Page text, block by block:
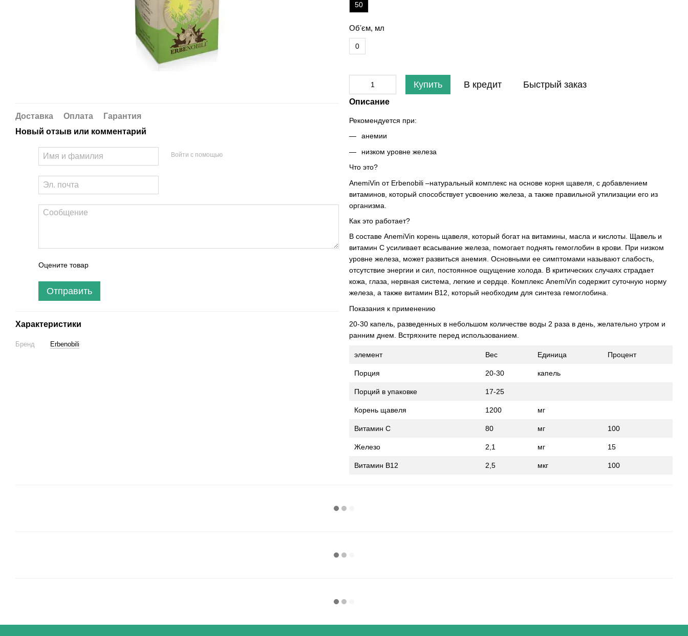
Доставка Оплата
Гарантия
Новый отзыв или комментарий
Войти с помощью
Оцените товар
Отправить
Характеристики
Бренд Erbenobili
50
Обʼєм, мл
0
Купить В кредит Быстрый заказ
Описание
Рекомендуется при:
анемии
низком уровне железа
Что это?
AnemiVin от Erbenobili –натуральный комплекс на основе корня щавеля, с добавлением
витаминов, который способствует усвоению железа, а также правильной утилизации его из
организма.
Как это работает?
В составе AnemiVin корень щавеля, который богат на витамины, масла и кислоты. Щавель и
витамин С усиливает всасывание железа, помогает поднять гемоглобин в крови. При низком
уровне железа, может развиться анемия. Основными ее симптомами называют слабость,
отсутствие энергии и сил, постоянное ощущение холода. В критических случаях страдает
кожа, глаза, нервная система, легкие и сердце. Комплекс AnemiVin содержит суточную норму
железа, а также витамин В12, который необходим для синтеза гемоглобина.
Показания к применению
20-30 капель, разведенных в небольшом количестве воды 2 раза в день, желательно утром и
ранним днем. Встряхните перед использованием.
элемент Вес Единица Процент
Порция 20-30 капель
Порций в упаковке 17-25
Корень щавеля 1200 мг
Витамин С 80 мг 100
Железо 2,1 мг 15
Витамин B12 2,5 мкг 100